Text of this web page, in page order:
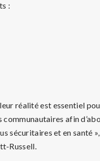
:
réalité est essentiel
afin
sécuritaires et en santé
Russell.